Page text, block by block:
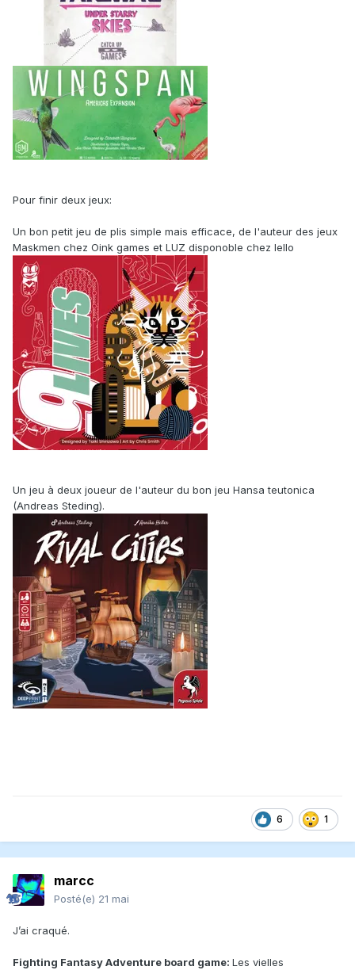
Pour finir deux jeux:
Un bon petit jeu de plis simple mais efficace, de l'auteur des jeux
Maskmen chez Oink games et LUZ disponoble chez Iello
Un jeu à deux joueur de l'auteur du bon jeu Hansa teutonica
(Andreas Steding).
6 1
marcc
Posté(e) 21 mai
J’ai craqué.
Fighting Fantasy Adventure board game: Les vielles